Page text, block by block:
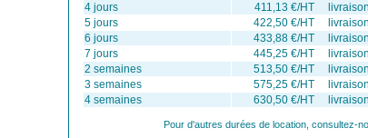
4 jours
411,13 €/HT
5 jours
422,50 €/HT
6 jours
433,88 €/HT
7 jours
445,25 €/HT
2 semaines
513,50 €/HT
3 semaines
575,25 €/HT
4 semaines
630,50 €/HT
Pour d'autres durées de location, consultez-